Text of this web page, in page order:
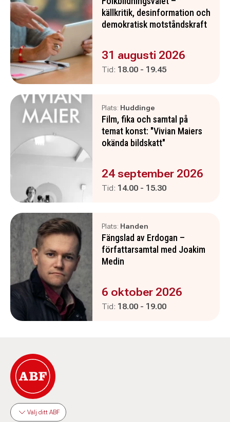
källkritik, desinformation och
demokratisk motståndskraft
Evenemanget är :
31 augusti 2026
Tid: Pågår mellan
18.00 - och
19.45
Plats: Huddinge
Film, fika och samtal på
temat konst: "Vivian Maiers
okända bildskatt"
Evenemanget är :
24 september 2026
Tid: Pågår mellan
14.00 - och
15.30
Plats: Handen
Fängslad av Erdogan –
författarsamtal med Joakim
Medin
Evenemanget är :
6 oktober 2026
Tid: Pågår mellan
18.00 - och
19.00
Välj ditt ABF